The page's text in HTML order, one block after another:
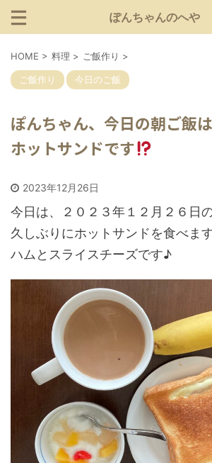
ぽんちゃんのへや
HOME > 料理 > ご飯作り >
ご飯作り 今日のご飯
ぽんちゃん、今日の朝ご飯
ホットサンドです
2023年12月26日
今日は、２０２３年１２月２６日の
久しぶりにホットサンドを食べま
ハムとスライスチーズです♪